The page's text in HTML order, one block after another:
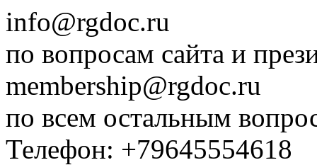
info@rgdoc.ru
по вопросам сайта и
membership@rgdoc.ru
по всем остальным
Телефон: +79645554618